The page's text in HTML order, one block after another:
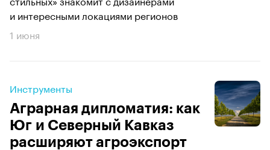
и интересными локациями регионов
1 июня
Инструменты
Аграрная дипломатия: как
Юг и Северный Кавказ
расширяют агроэкспорт